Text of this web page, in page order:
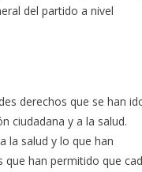
del partido a nivel
derechos que se han
ciudadana y a la salud.
la salud y lo que han
han permitido que